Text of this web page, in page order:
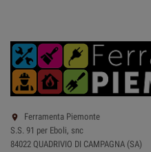

Ferramenta Piemonte
S.S. 91 per Eboli, snc
84022 QUADRIVIO DI CAMPAGNA (SA)